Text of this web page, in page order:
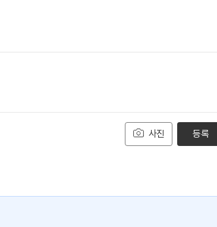
사진 등록